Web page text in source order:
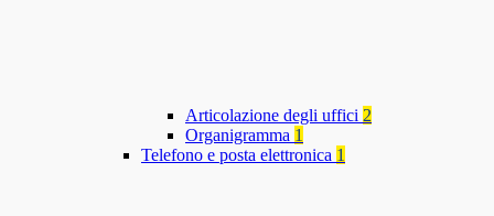
Articolazione degli uffici 2
Organigramma 1
Telefono e posta elettronica 1